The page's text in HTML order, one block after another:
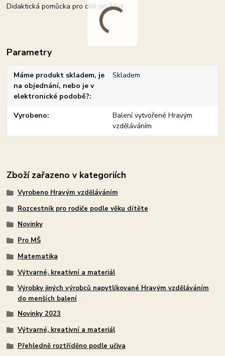
Didaktická pomůcka pro děti od 3 let.
Parametry
Máme produkt skladem, je
na objednání, nebo je v
elektronické podobě?
Skladem
Vyrobeno
Balení vytvořené Hravým
vzděláváním
Zboží zařazeno v kategoriích
Vyrobeno Hravým vzděláváním
Rozcestník pro rodiče podle věku dítěte
Novinky
Pro MŠ
Matematika
Výtvarné, kreativní a materiál
Výrobky jiných výrobců napytlíkované Hravým vzděláváním
do menších balení
Novinky 2023
Výtvarné, kreativní a materiál
Přehledně roztříděno podle učiva